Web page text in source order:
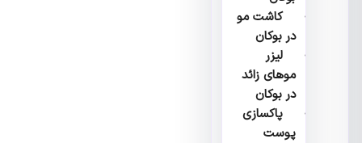
کاشت مو
در بوکان
لیزر
موهای زائد
در بوکان
پاکسازی
پوست